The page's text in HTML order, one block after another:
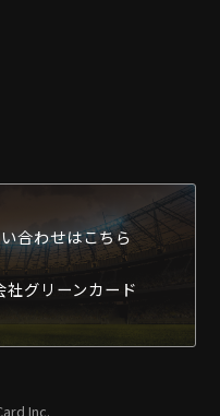
合わせはこちら
社グリーンカード
Inc.